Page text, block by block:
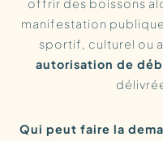
offrir des boissons
manifestation
sportif, culturel ou
autorisation de
Qui peut faire la